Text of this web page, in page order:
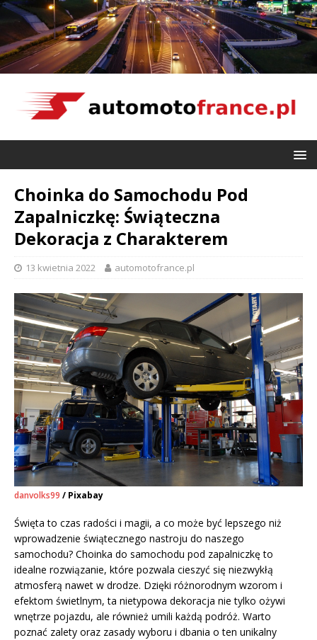
Choinka do Samochodu Pod
Zapalniczkę: Świąteczna
Dekoracja z Charakterem
13 kwietnia 2022 automotofrance.pl
danvolks99 / Pixabay
Święta to czas radości i magii, a co może być lepszego niż
wprowadzenie świątecznego nastroju do naszego
samochodu? Choinka do samochodu pod zapalniczkę to
idealne rozwiązanie, które pozwala cieszyć się niezwykłą
atmosferą nawet w drodze. Dzięki różnorodnym wzorom i
efektom świetlnym, ta nietypowa dekoracja nie tylko ożywi
wnętrze pojazdu, ale również umili każdą podróż. Warto
poznać zalety oraz zasady wyboru i dbania o ten unikalny